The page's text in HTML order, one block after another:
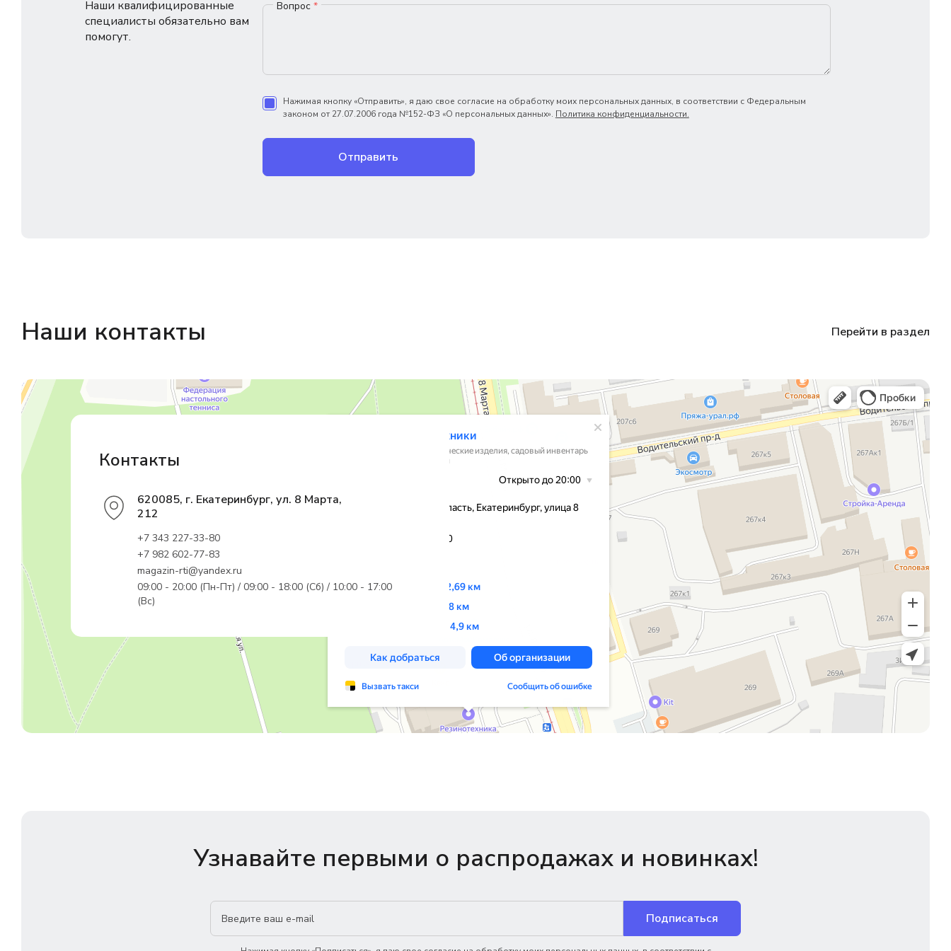
Наши квалифицированные
специалисты обязательно вам
помогут.
Вопрос *
Нажимая кнопку «Отправить», я даю свое согласие на обработку моих персональных данных, в соответствии с Федеральным
законом от 27.07.2006 года №152-ФЗ «О персональных данных». Политика конфиденциальности.
Отправить
Наши контакты Перейти в раздел
Магазин резинотехники
Резиновые и резинотехнические изделия в Екатеринбурге
Садовый инвентарь и техника в Екатеринбурге
Контакты
620085, г. Екатеринбург, ул. 8 Марта,
212
+7 343 227-33-80
+7 982 602-77-83
magazin-rti@yandex.ru
09:00 - 20:00 (Пн-Пт) / 09:00 - 18:00 (Сб) / 10:00 - 17:00
(Вс)
Узнавайте первыми о распродажах и новинках!
Подписаться